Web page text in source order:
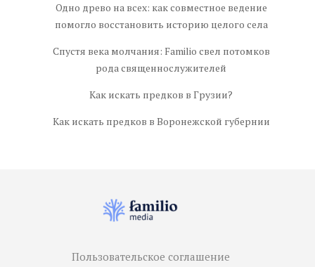
Одно древо на всех: как совместное ведение
помогло восстановить историю целого села
Спустя века молчания: Familio свел потомков
рода священнослужителей
Как искать предков в Грузии?
Как искать предков в Воронежской губернии
Пользовательское соглашение